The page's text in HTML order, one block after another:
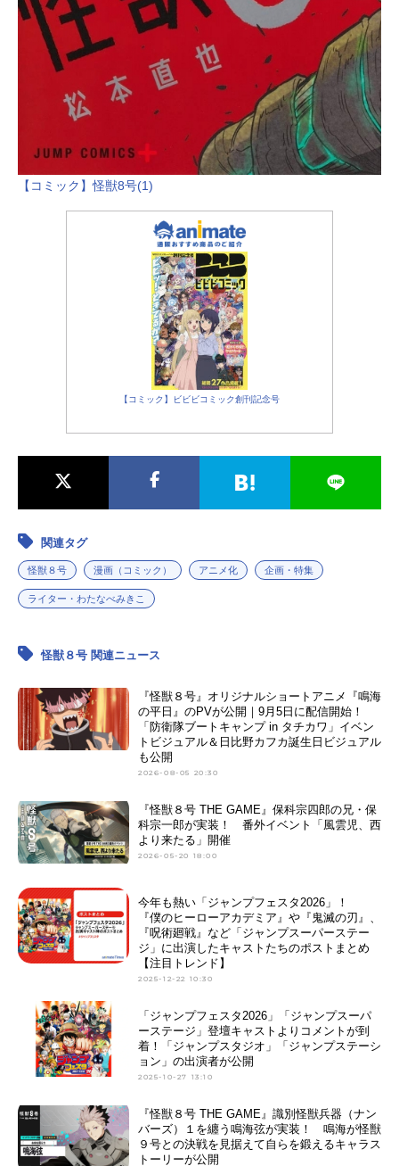
【コミック】怪獣8号(1)
【コミック】ビビビコミック創刊記念号
関連タグ
怪獣８号 漫画（コミック） アニメ化 企画・特集
ライター・わたなべみきこ
怪獣８号 関連ニュース
『怪獣８号』オリジナルショートアニメ『鳴海
の平日』のPVが公開｜9月5日に配信開始！
「防衛隊ブートキャンプ in タチカワ」イベン
トビジュアル＆日比野カフカ誕生日ビジュアル
も公開
2026-08-05 20:30
『怪獣８号 THE GAME』保科宗四郎の兄・保
科宗一郎が実装！ 番外イベント「風雲児、西
より来たる」開催
2026-05-20 18:00
今年も熱い「ジャンプフェスタ2026」！
『僕のヒーローアカデミア』や『鬼滅の刃』、
『呪術廻戦』など「ジャンプスーパーステー
ジ」に出演したキャストたちのポストまとめ
【注目トレンド】
2025-12-22 10:30
「ジャンプフェスタ2026」「ジャンプスーパ
ーステージ」登壇キャストよりコメントが到
着！「ジャンプスタジオ」「ジャンプステーシ
ョン」の出演者が公開
2025-10-27 13:10
『怪獣８号 THE GAME』識別怪獣兵器（ナン
バーズ）１を纏う鳴海弦が実装！ 鳴海が怪獣
９号との決戦を見据えて自らを鍛えるキャラス
トーリーが公開